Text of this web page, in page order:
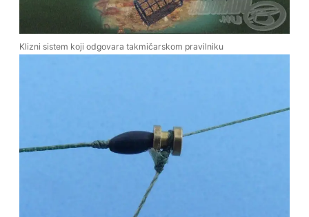
Klizni sistem koji odgovara takmičarskom pravilniku